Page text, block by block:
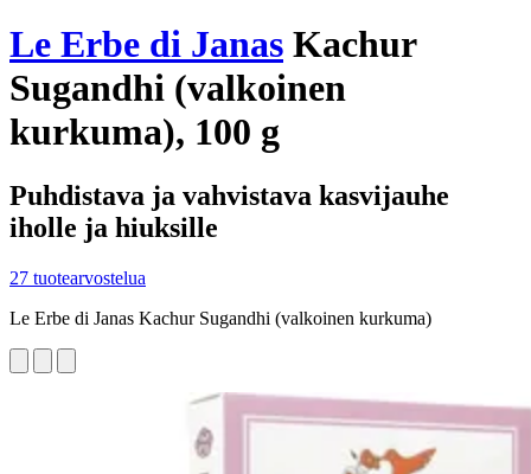
Le Erbe di Janas Kachur
Sugandhi (valkoinen
kurkuma), 100 g
Puhdistava ja vahvistava kasvijauhe
iholle ja hiuksille
27 tuotearvostelua
Le Erbe di Janas Kachur Sugandhi (valkoinen kurkuma)